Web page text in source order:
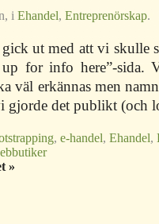
i Ehandel, Entreprenörskap.
ut med att vi skulle
for info here”-sida.
väl erkännas men
gjorde det publikt
, e-handel, Ehandel,
»